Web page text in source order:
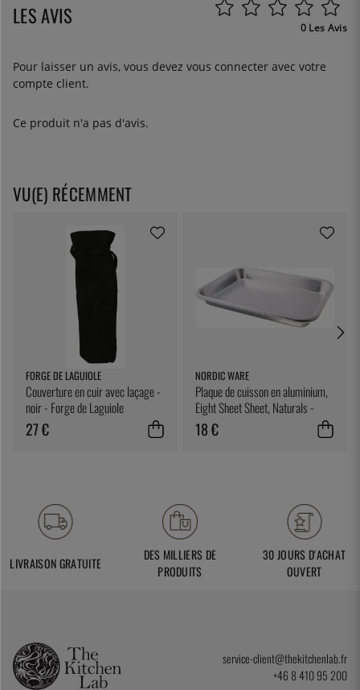
LES AVIS 0 Les Avis
Pour laisser un avis, vous devez vous connecter avec votre
compte client.
Ce produit n'a pas d'avis.
VU(E) RÉCEMMENT
FORGE DE LAGUIOLE
Couverture en cuir avec laçage -
noir - Forge de Laguiole
27 €
NORDIC WARE
Plaque de cuisson en aluminium,
Eight Sheet Sheet, Naturals -
Nordic Ware
18 €
LIVRAISON GRATUITE
DES MILLIERS DE
PRODUITS
30 JOURS D'ACHAT
OUVERT
service-client@thekitchenlab.fr
+46 8 410 95 200